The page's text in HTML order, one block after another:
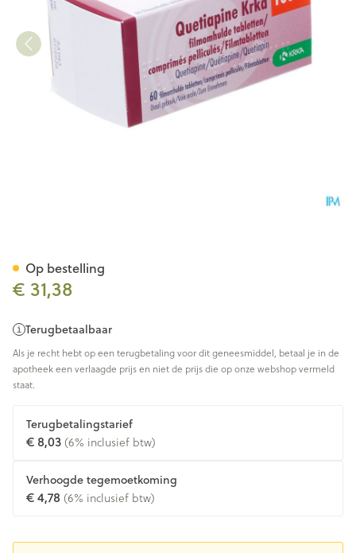
€ 31,38
Terugbetaalbaar
Als je recht hebt op een terugbetaling voor dit geneesmiddel, betaal je in de
apotheek een verlaagde prijs en niet de prijs die op onze webshop vermeld
staat.
Terugbetalingstarief
€ 8,03(6% inclusief btw)
Verhoogde tegemoetkoming
€ 4,78 (6% inclusief btw)
Op bestelling